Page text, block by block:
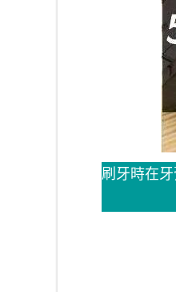
刷牙時在